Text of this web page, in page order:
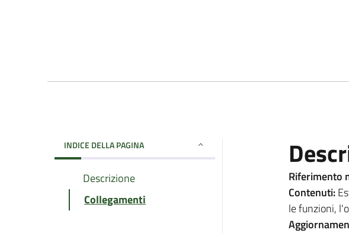
INDICE DELLA PAGINA
Descrizione
Collegamenti
Riferimento
Contenuti:
le funzioni,